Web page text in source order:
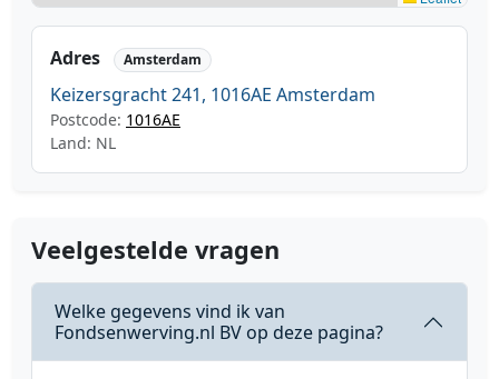
Adres Amsterdam
Keizersgracht 241, 1016AE Amsterdam
Postcode: 1016AE
Land: NL
Veelgestelde vragen
Welke gegevens vind ik van
Fondsenwerving.nl BV op deze pagina?